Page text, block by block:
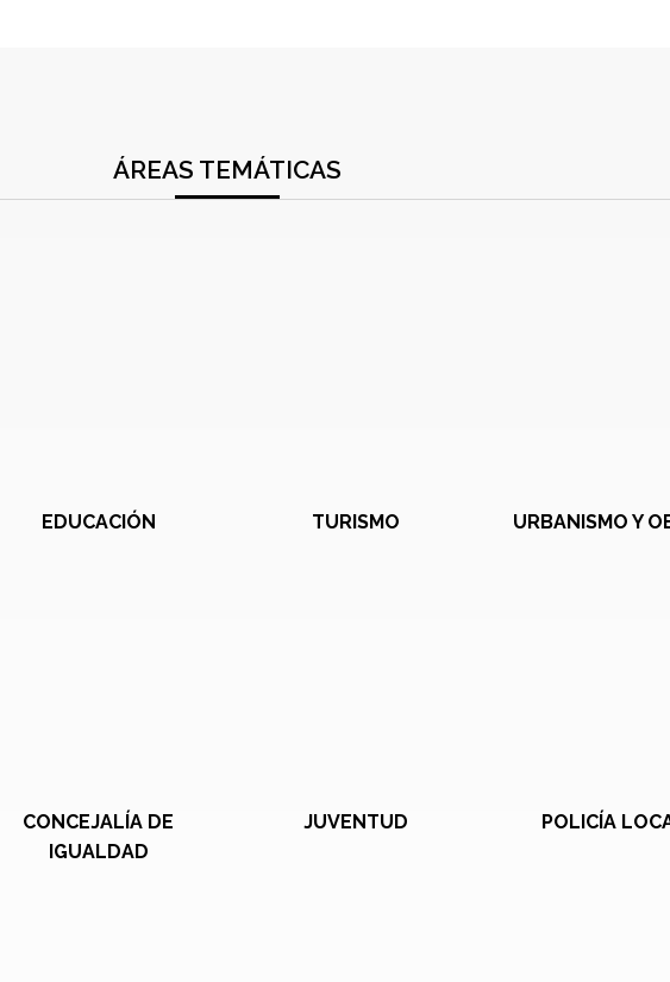
ÁREAS TEMÁTICAS
EDUCACIÓN TURISMO URBANISMO Y
CONCEJALÍA DE
IGUALDAD
JUVENTUD POLICÍA